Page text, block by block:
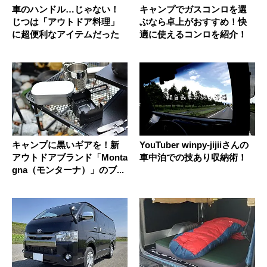
車のハンドル…じゃない！
じつは「アウトドア料理」
に超便利なアイテムだった
キャンプでガスコンロを選
ぶなら卓上がおすすめ！快
適に使えるコンロを紹介！
キャンプに黒いギアを！新
アウトドアブランド「Monta
gna（モンターナ）」のブ...
YouTuber winpy-jijiiさんの
車中泊での技あり収納術！